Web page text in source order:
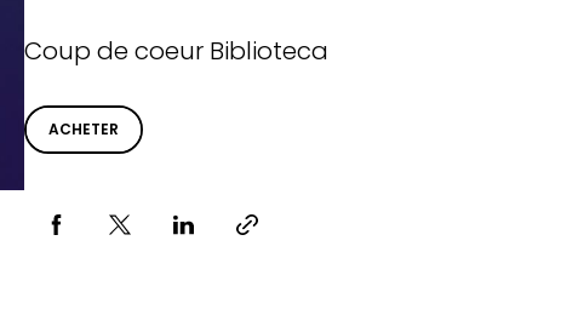
Coup de coeur Biblioteca
ACHETER
Partager via